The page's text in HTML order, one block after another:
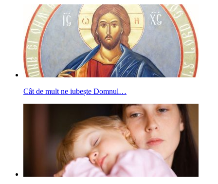
Cât de mult ne iubește Domnul…